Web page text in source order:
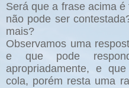
Será que a frase acima
não pode ser
mais?
Observamos uma
e que pode
apropriadamente, e
cola, porém resta uma